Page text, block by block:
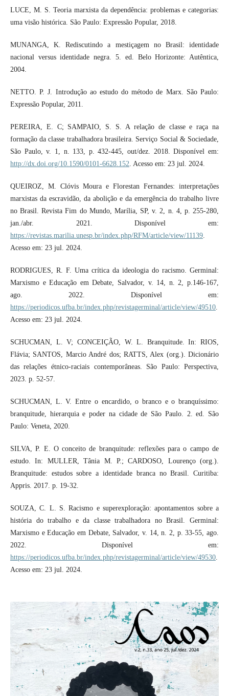
LUCE, M. S. Teoria marxista da dependência: problemas e categorias:
uma visão histórica. São Paulo: Expressão Popular, 2018.
MUNANGA, K. Rediscutindo a mestiçagem no Brasil: identidade
nacional versus identidade negra. 5. ed. Belo Horizonte: Autêntica,
2004.
NETTO. P. J. Introdução ao estudo do método de Marx. São Paulo:
Expressão Popular, 2011.
PEREIRA, E. C; SAMPAIO, S. S. A relação de classe e raça na
formação da classe trabalhadora brasileira. Serviço Social & Sociedade,
São Paulo, v. 1, n. 133, p. 432-445, out/dez. 2018. Disponível em:
http://dx.doi.org/10.1590/0101-6628.152 . Acesso em: 23 jul. 2024.
QUEIROZ, M. Clóvis Moura e Florestan Fernandes: interpretações
marxistas da escravidão, da abolição e da emergência do trabalho livre
no Brasil. Revista Fim do Mundo, Marília, SP, v. 2, n. 4, p. 255-280,
jan./abr. 2021. Disponível em:
https://revistas.marilia.unesp.br/index.php/RFM/article/view/11139.
Acesso em: 23 jul. 2024.
RODRIGUES, R. F. Uma crítica da ideologia do racismo. Germinal:
Marxismo e Educação em Debate, Salvador, v. 14, n. 2, p.146-167,
ago. 2022. Disponível em:
https://periodicos.ufba.br/index.php/revistagerminal/article/view/49510.
Acesso em: 23 jul. 2024.
SCHUCMAN, L. V; CONCEIÇÃO, W. L. Branquitude. In: RIOS,
Flávia; SANTOS, Marcio André dos; RATTS, Alex (org.). Dicionário
das relações étnico-raciais contemporâneas. São Paulo: Perspectiva,
2023. p. 52-57.
SCHUCMAN, L. V. Entre o encardido, o branco e o branquíssimo:
branquitude, hierarquia e poder na cidade de São Paulo. 2. ed. São
Paulo: Veneta, 2020.
SILVA, P. E. O conceito de branquitude: reflexões para o campo de
estudo. In: MULLER, Tânia M. P.; CARDOSO, Lourenço (org.).
Branquitude: estudos sobre a identidade branca no Brasil. Curitiba:
Appris. 2017. p. 19-32.
SOUZA, C. L. S. Racismo e superexploração: apontamentos sobre a
história do trabalho e da classe trabalhadora no Brasil. Germinal:
Marxismo e Educação em Debate, Salvador, v. 14, n. 2, p. 33-55, ago.
2022. Disponível em:
https://periodicos.ufba.br/index.php/revistagerminal/article/view/49530.
Acesso em: 23 jul. 2024.